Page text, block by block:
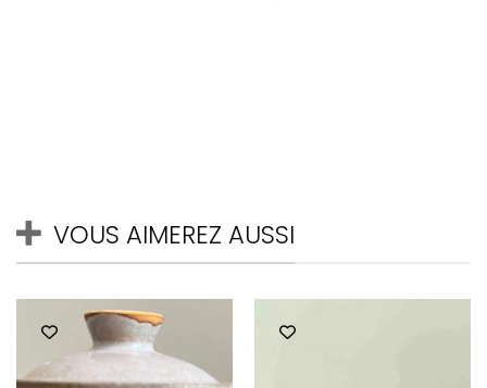
VOUS AIMEREZ AUSSI